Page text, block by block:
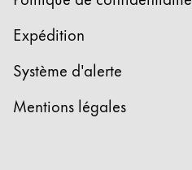
Expédition
Système d'alerte
Mentions légales